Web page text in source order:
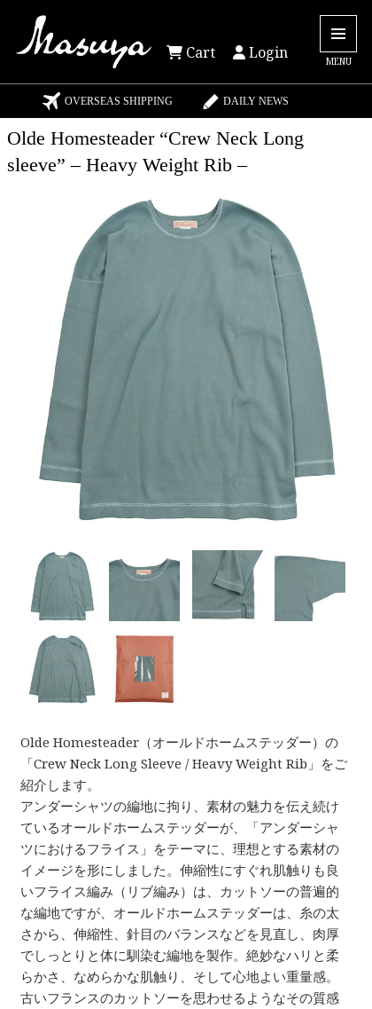
Cart Login MENU
OVERSEAS SHIPPING DAILY NEWS
Olde Homesteader “Crew Neck Long
sleeve” – Heavy Weight Rib –
Olde Homesteader（オールドホームステッダー）の
「Crew Neck Long Sleeve / Heavy Weight Rib」をご
紹介します。
アンダーシャツの編地に拘り、素材の魅力を伝え続け
ているオールドホームステッダーが、「アンダーシャ
ツにおけるフライス」をテーマに、理想とする素材の
イメージを形にしました。伸縮性にすぐれ肌触りも良
いフライス編み（リブ編み）は、カットソーの普遍的
な編地ですが、オールドホームステッダーは、糸の太
さから、伸縮性、針目のバランスなどを見直し、肉厚
でしっとりと体に馴染む編地を製作。絶妙なハリと柔
らかさ、なめらかな肌触り、そして心地よい重量感。
古いフランスのカットソーを思わせるようなその質感